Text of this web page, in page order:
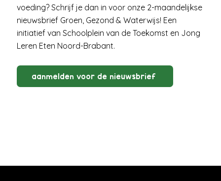
voeding? Schrijf je dan in voor onze 2-maandelijkse
nieuwsbrief Groen, Gezond & Waterwijs! Een
initiatief van Schoolplein van de Toekomst en Jong
Leren Eten Noord-Brabant.
aanmelden voor de nieuwsbrief